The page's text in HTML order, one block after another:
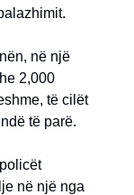
në një
2,000
të cilët
të parë.
në një nga